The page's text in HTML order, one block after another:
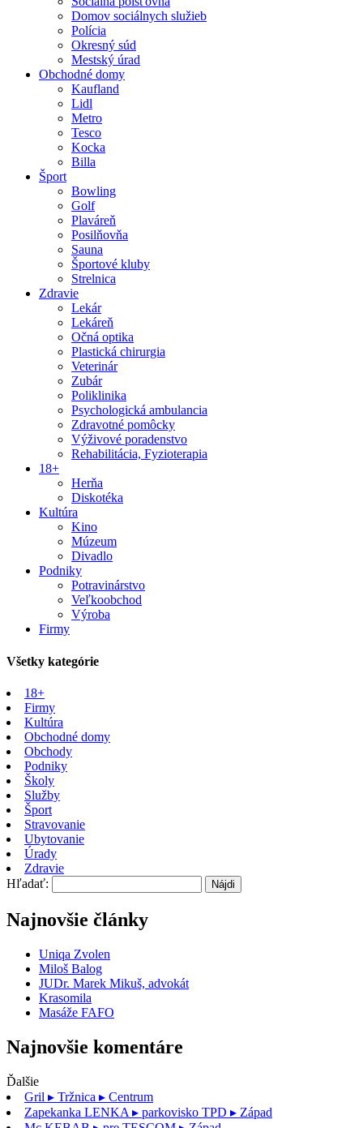
Domov sociálnych služieb
Polícia
Okresný súd
Mestský úrad
Obchodné domy
Kaufland
Lidl
Metro
Tesco
Kocka
Billa
Šport
Bowling
Golf
Plaváreň
Posilňovňa
Sauna
Športové kluby
Strelnica
Zdravie
Lekár
Lekáreň
Očná optika
Plastická chirurgia
Veterinár
Zubár
Poliklinika
Psychologická ambulancia
Zdravotné pomôcky
Výživové poradenstvo
Rehabilitácia, Fyzioterapia
18+
Herňa
Diskotéka
Kultúra
Kino
Múzeum
Divadlo
Podniky
Potravinárstvo
Veľkoobchod
Výroba
Firmy
Všetky kategórie
18+
Firmy
Kultúra
Obchodné domy
Obchody
Podniky
Školy
Služby
Šport
Stravovanie
Ubytovanie
Úrady
Zdravie
Hľadať:
Najnovšie články
Uniqa Zvolen
Miloš Balog
JUDr. Marek Mikuš, advokát
Krasomila
Masáže FAFO
Najnovšie komentáre
Ďalšie
Gril ▸ Tržnica ▸ Centrum
Zapekanka LENKA ▸ parkovisko TPD ▸ Západ